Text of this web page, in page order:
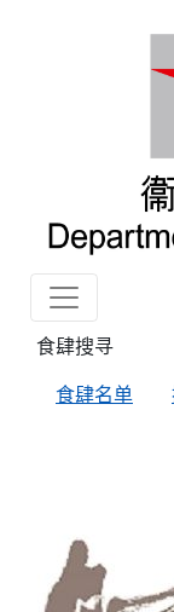
食肆搜寻
食肆名单